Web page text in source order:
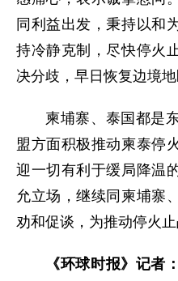
同利益出发，秉持以和
持冷静克制，尽快停火
决分歧，早日恢复边境地
柬埔寨、泰国都是
盟方面积极推动柬泰停
迎一切有利于缓局降温
允立场，继续同柬埔寨
劝和促谈，为推动停火止
《环球时报》记者